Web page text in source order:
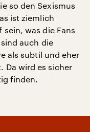
so den Sexismus
ist ziemlich
was die Fans
auch die
als subtil und eher
Da wird es sicher
finden.